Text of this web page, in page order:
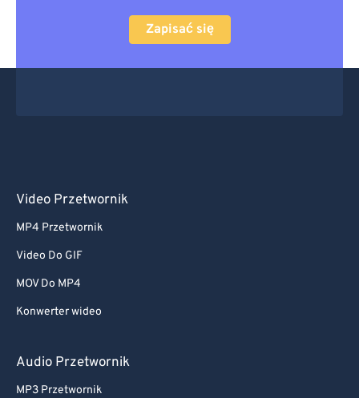
Zapisać się
Video Przetwornik
MP4 Przetwornik
Video Do GIF
MOV Do MP4
Konwerter wideo
Audio Przetwornik
MP3 Przetwornik